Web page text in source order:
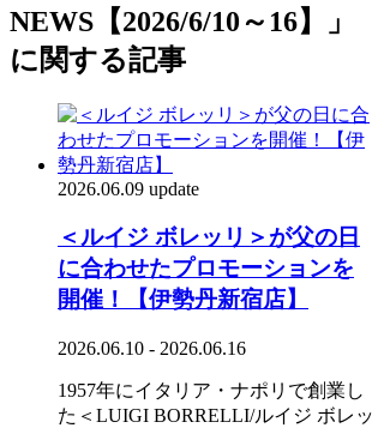
NEWS【2026/6/10～16】」
に関する記事
2026.06.09 update
＜ルイジ ボレッリ＞が父の日
に合わせたプロモーションを
開催！【伊勢丹新宿店】
2026.06.10 - 2026.06.16
1957年にイタリア・ナポリで創業し
た＜LUIGI BORRELLI/ルイジ ボレッ